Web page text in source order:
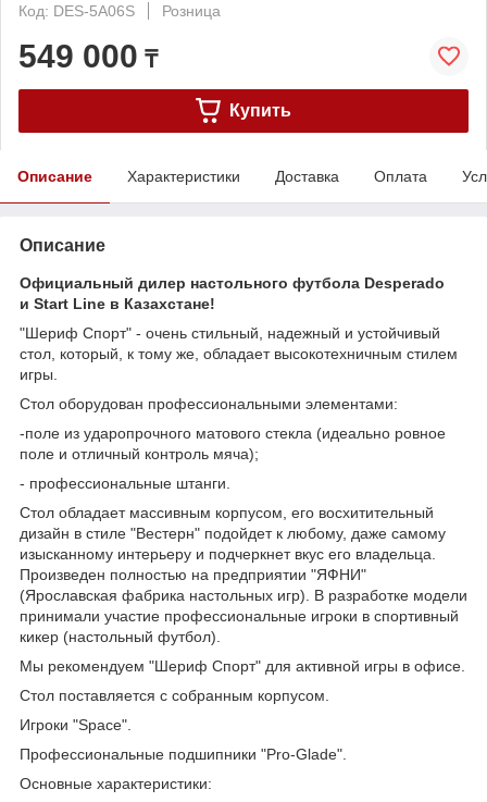
Код: DES-5A06S
Розница
549 000 ₸
Купить
Описание Характеристики Доставка Оплата
Описание
Официальный дилер настольного футбола Desperado
и Start Line в Казахстане!
"Шериф Спорт" - очень стильный, надежный и устойчивый
стол, который, к тому же, обладает высокотехничным стилем
игры.
Стол оборудован профессиональными элементами:
-поле из ударопрочного матового стекла (идеально ровное
поле и отличный контроль мяча);
- профессиональные штанги.
Стол обладает массивным корпусом, его восхитительный
дизайн в стиле "Вестерн" подойдет к любому, даже самому
изысканному интерьеру и подчеркнет вкус его владельца.
Произведен полностью на предприятии "ЯФНИ"
(Ярославская фабрика настольных игр). В разработке модели
принимали участие профессиональные игроки в спортивный
кикер (настольный футбол).
Мы рекомендуем "Шериф Спорт" для активной игры в офисе.
Стол поставляется с собранным корпусом.
Игроки "Space".
Профессиональные подшипники "Pro-Glade".
Основные характеристики: